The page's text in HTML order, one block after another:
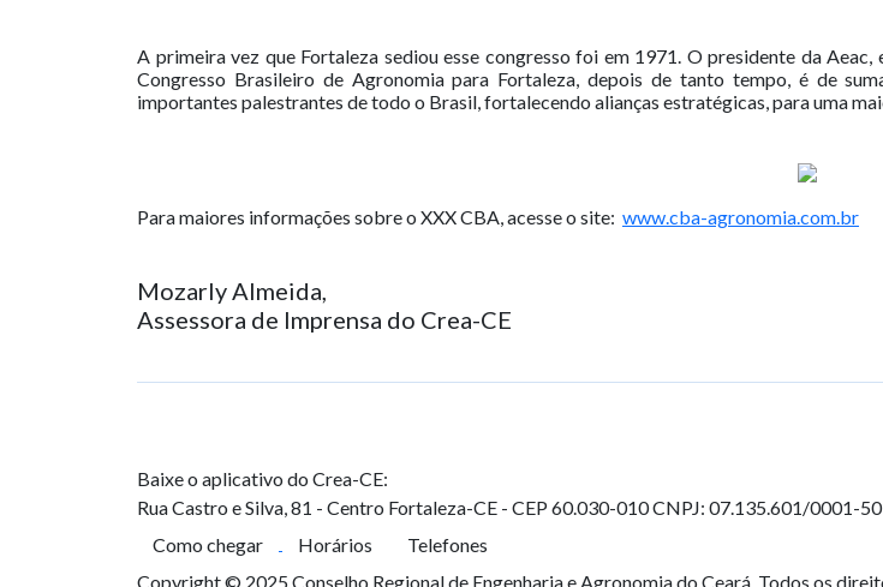
A primeira vez que Fortaleza sediou esse congresso foi em 1971. O presidente da
Congresso Brasileiro de Agronomia para Fortaleza, depois de tanto tempo, é de
importantes palestrantes de todo o Brasil, fortalecendo alianças estratégicas, para uma
Para maiores informações sobre o XXX CBA, acesse o site: www.cba-agronomia.com.br
Mozarly Almeida,
Assessora de Imprensa do Crea-CE
Baixe o aplicativo do Crea-CE:
Rua Castro e Silva, 81 - Centro Fortaleza-CE - CEP 60.030-010CNPJ: 07.135.601/0001-50
Como chegar
Horários
Telefones
Copyright © 2025 Conselho Regional de Engenharia e Agronomia do Ceará. Todos os